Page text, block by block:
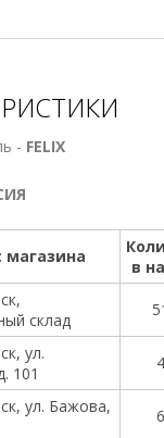
- FELIX
магазина
в
склад
ул.
101
ул. Бажова,